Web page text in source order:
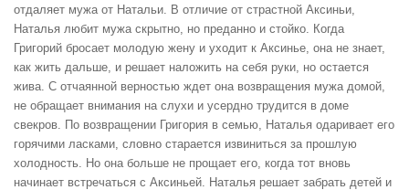
отдаляет мужа от Натальи. В отличие от страстной Аксиньи,
Наталья любит мужа скрытно, но преданно и стойко. Когда
Григорий бросает молодую жену и уходит к Аксинье, она не знает,
как жить дальше, и решает наложить на себя руки, но остается
жива. С отчаянной верностью ждет она возвращения мужа домой,
не обращает внимания на слухи и усердно трудится в доме
свекров. По возвращении Григория в семью, Наталья одаривает его
горячими ласками, словно старается извиниться за прошлую
холодность. Но она больше не прощает его, когда тот вновь
начинает встречаться с Аксиньей. Наталья решает забрать детей и